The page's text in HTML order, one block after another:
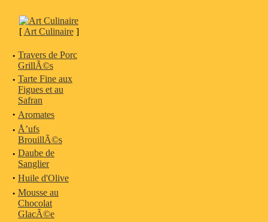
[ Art Culinaire]
· Travers de Porc
GrillÃ©s
· Tarte Fine aux
Figues et au
Safran
· Aromates
· Å’ufs
BrouillÃ©s
· Daube de
Sanglier
· Huile d'Olive
· Mousse au
Chocolat
GlacÃ©e